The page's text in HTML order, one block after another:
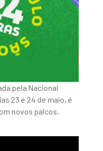
pela Nacional
23 e 24 de maio, é
novos palcos,